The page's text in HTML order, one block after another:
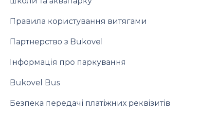
Правила користування витягами
Партнерство з Bukovel
Інформація про паркування
Bukovel Bus
Безпека передачі платіжних реквізитів